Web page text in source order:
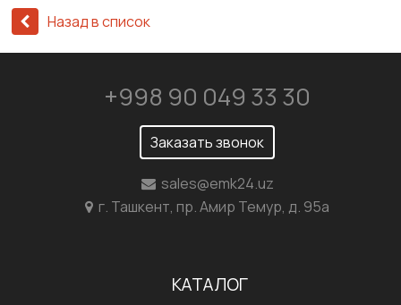
Назад в список
+998 90 049 33 30
Заказать звонок
sales@emk24.uz
г. Ташкент, пр. Амир Темур, д. 95а
КАТАЛОГ